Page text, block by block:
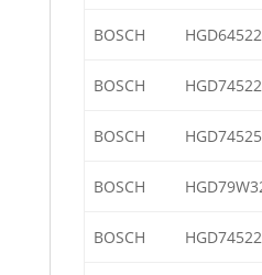
BOSCH
BOSCH
BOSCH
BOSCH
BOSCH